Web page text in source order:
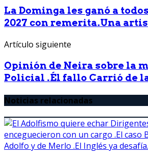
La Dominga les ganó a
2027 con remerita.Una
Artículo siguiente
Opinión de Neira sobre la
Policial .Él fallo Carrió de
Noticias relacionadas